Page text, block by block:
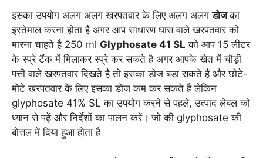
इसका उपयोग अलग अलग खरपतवार के लिए अलग अलगडोजका
इस्तेमाल करना होता है अगर आप साधारण घास वाले खरपतवार को
मारना चाहते है 250 ml Glyphosate 41 SL को आप 15 लीटर
के स्प्रे टैंक में मिलाकर स्प्रे कर सकते है अगर आपके खेत में चौड़ी
पत्ती वाले खरपतवार दिखते है तो इसका डोज बड़ा सकते है और छोटे-
मोटे खरपतवार के लिए इसका डोज कम कर सकते है लेकिन
glyphosate 41% SL का उपयोग करने से पहले, उत्पाद लेबल को
ध्यान से पढ़ें और निर्देशों का पालन करें। जो की glyphosate की
बोत्तल में दिया हुआ होता है